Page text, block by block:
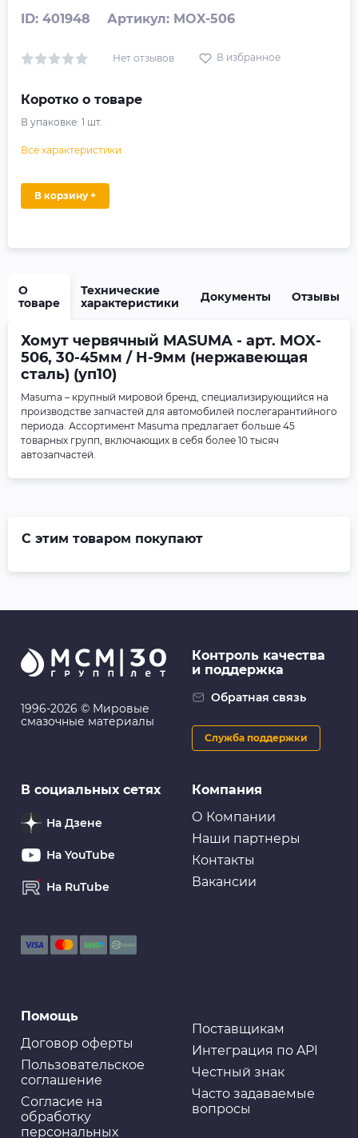
ID: 401948 Артикул: MOX-506
Нет отзывов В избранное
Коротко о товаре
В упаковке: 1 шт.
Все характеристики
В корзину +
О
товаре
Технические
характеристики
Документы Отзывы
Хомут червячный MASUMA - арт. MOX-
506, 30-45мм / H-9мм (нержавеющая
сталь) (уп10)
Masuma – крупный мировой бренд, специализирующийся на
производстве запчастей для автомобилей послегарантийного
периода. Ассортимент Masuma предлагает больше 45
товарных групп, включающих в себя более 10 тысяч
автозапчастей.
С этим товаром покупают
1996-2026 © Мировые
смазочные материалы
Компания
О Компании
Наши партнеры
Контакты
Вакансии
Помощь
Договор оферты
Пользовательское
соглашение
Cогласие на
обработку
персональных
Поставщикам
Интеграция по API
Честный знак
Часто задаваемые
вопросы
Контроль качества
и поддержка
Обратная связь
Служба поддержки
В социальных сетях
На Дзене
На YouTube
На RuTube